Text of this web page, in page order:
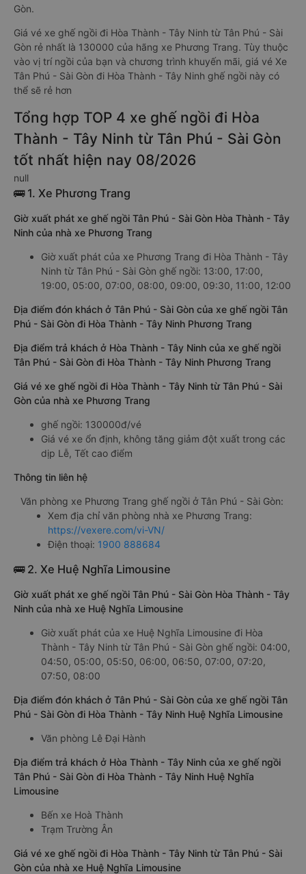
Gòn.
Giá vé xe ghế ngồi đi Hòa Thành - Tây Ninh từ Tân Phú - Sài
Gòn rẻ nhất là 130000 của hãng xe Phương Trang. Tùy thuộc
vào vị trí ngồi của bạn và chương trình khuyến mãi, giá vé Xe
Tân Phú - Sài Gòn đi Hòa Thành - Tây Ninh ghế ngồi này có
thể sẽ rẻ hơn
Tổng hợp TOP 4 xe ghế ngồi đi Hòa
Thành - Tây Ninh từ Tân Phú - Sài Gòn
tốt nhất hiện nay 08/2026
null
🚌 1. Xe Phương Trang
Giờ xuất phát xe ghế ngồi Tân Phú - Sài Gòn Hòa Thành - Tây
Ninh của nhà xe Phương Trang
Giờ xuất phát của xe Phương Trang đi Hòa Thành - Tây
Ninh từ Tân Phú - Sài Gòn ghế ngồi: 13:00, 17:00,
19:00, 05:00, 07:00, 08:00, 09:00, 09:30, 11:00, 12:00
Địa điểm đón khách ở Tân Phú - Sài Gòn của xe ghế ngồi Tân
Phú - Sài Gòn đi Hòa Thành - Tây Ninh Phương Trang
Địa điểm trả khách ở Hòa Thành - Tây Ninh của xe ghế ngồi
Tân Phú - Sài Gòn đi Hòa Thành - Tây Ninh Phương Trang
Giá vé xe ghế ngồi đi Hòa Thành - Tây Ninh từ Tân Phú - Sài
Gòn của nhà xe Phương Trang
ghế ngồi: 130000đ/vé
Giá vé xe ổn định, không tăng giảm đột xuất trong các
dịp Lễ, Tết cao điểm
Thông tin liên hệ
Văn phòng xe Phương Trang ghế ngồi ở Tân Phú - Sài Gòn:
Xem địa chỉ văn phòng nhà xe Phương Trang:
https://vexere.com/vi-VN/
Điện thoại: 1900 888684
🚌 2. Xe Huệ Nghĩa Limousine
Giờ xuất phát xe ghế ngồi Tân Phú - Sài Gòn Hòa Thành - Tây
Ninh của nhà xe Huệ Nghĩa Limousine
Giờ xuất phát của xe Huệ Nghĩa Limousine đi Hòa
Thành - Tây Ninh từ Tân Phú - Sài Gòn ghế ngồi: 04:00,
04:50, 05:00, 05:50, 06:00, 06:50, 07:00, 07:20,
07:50, 08:00
Địa điểm đón khách ở Tân Phú - Sài Gòn của xe ghế ngồi Tân
Phú - Sài Gòn đi Hòa Thành - Tây Ninh Huệ Nghĩa Limousine
Văn phòng Lê Đại Hành
Địa điểm trả khách ở Hòa Thành - Tây Ninh của xe ghế ngồi
Tân Phú - Sài Gòn đi Hòa Thành - Tây Ninh Huệ Nghĩa
Limousine
Bến xe Hoà Thành
Trạm Trường Ân
Giá vé xe ghế ngồi đi Hòa Thành - Tây Ninh từ Tân Phú - Sài
Gòn của nhà xe Huệ Nghĩa Limousine